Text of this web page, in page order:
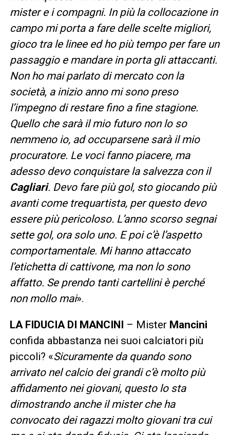
mister e i compagni. In più la collocazione in
campo mi porta a fare delle scelte migliori,
gioco tra le linee ed ho più tempo per fare un
passaggio e mandare in porta gli attaccanti.
Non ho mai parlato di mercato con la
società, a inizio anno mi sono preso
l’impegno di restare fino a fine stagione.
Quello che sarà il mio futuro non lo so
nemmeno io, ad occuparsene sarà il mio
procuratore. Le voci fanno piacere, ma
adesso devo conquistare la salvezza con il
Cagliari. Devo fare più gol, sto giocando più
avanti come trequartista, per questo devo
essere più pericoloso. L’anno scorso segnai
sette gol, ora solo uno. E poi c’è l’aspetto
comportamentale. Mi hanno attaccato
l’etichetta di cattivone, ma non lo sono
affatto. Se prendo tanti cartellini è perché
non mollo mai».
LA FIDUCIA DI MANCINI – Mister Mancini
confida abbastanza nei suoi calciatori più
piccoli? «Sicuramente da quando sono
arrivato nel calcio dei grandi c’è molto più
affidamento nei giovani, questo lo sta
dimostrando anche il mister che ha
convocato dei ragazzi molto giovani tra cui